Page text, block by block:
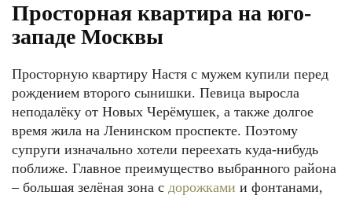
Просторная квартира на юго-
западе Москвы
Просторную квартиру Настя с мужем купили перед
рождением второго сынишки. Певица выросла
неподалёку от Новых Черёмушек, а также долгое
время жила на Ленинском проспекте. Поэтому
супруги изначально хотели переехать куда-нибудь
поближе. Главное преимущество выбранного района
– большая зелёная зона с дорожками и фонтанами,